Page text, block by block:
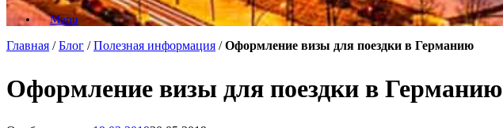
Menu
Главная /Блог /Полезная информация /Оформление визы для поездки в Германию
Оформление визы для поездки в Германию